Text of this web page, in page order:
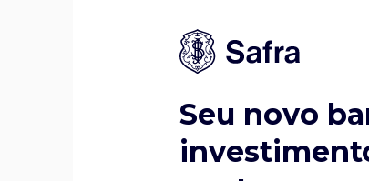
Seu novo